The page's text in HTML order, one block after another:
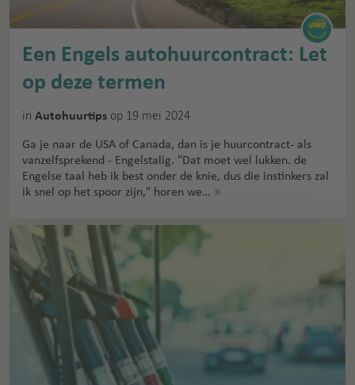
Een Engels autohuurcontract: Let
op deze termen
in Autohuurtips op 19 mei 2024
Ga je naar de USA of Canada, dan is je huurcontract- als
vanzelfsprekend - Engelstalig. "Dat moet wel lukken. de
Engelse taal heb ik best onder de knie, dus die instinkers zal
ik snel op het spoor zijn," horen we… »